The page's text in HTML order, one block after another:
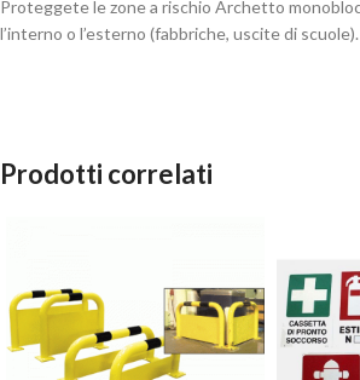
Proteggete le zone a rischio Archetto
l’interno o l’esterno (fabbriche, uscite di scuole).
Prodotti correlati